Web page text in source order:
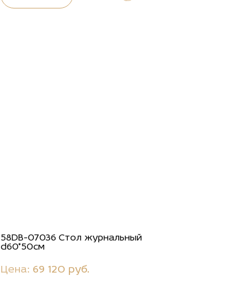
58DB-07036 Стол журнальный
d60*50см
Цена: 69 120 руб.